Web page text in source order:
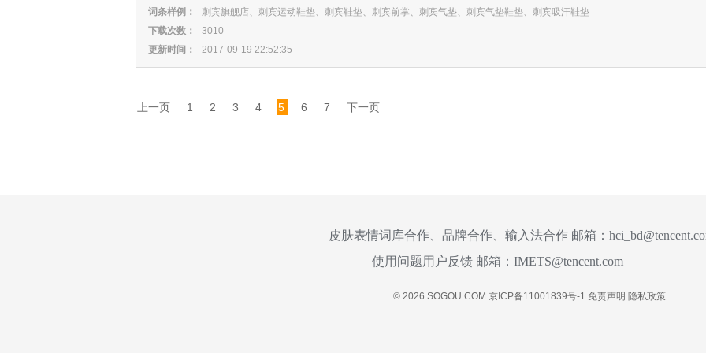
词条样例：
刺宾旗舰店、刺宾运动鞋垫、刺宾鞋垫、刺宾前掌、刺宾气垫、刺宾气垫鞋垫、刺宾吸汗鞋垫
下载次数：
3010
更新时间：
2017-09-19 22:52:35
上一页 1 2 3 4 5 6 7 下一页
皮肤表情词库合作、品牌合作、输入法合作 邮箱：
使用问题用户反馈 邮箱： IMETS@tencent.com
© 2026 SOGOU.COM 京ICP备11001839号-1 免责声明 隐私政策